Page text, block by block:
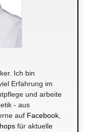
Ich bin
Erfahrung im
und arbeite
- aus
auf Facebook
für aktuelle